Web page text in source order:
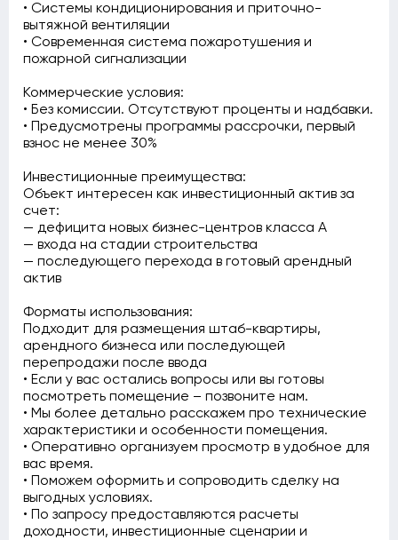
• Системы кондиционирования и приточно-
вытяжной вентиляции
• Современная система пожаротушения и
пожарной сигнализации
Коммерческие условия:
• Без комиссии. Отсутствуют проценты и надбавки.
• Предусмотрены программы рассрочки, первый
взнос не менее 30%
Инвестиционные преимущества:
Объект интересен как инвестиционный актив за
счет:
— дефицита новых бизнес-центров класса А
— входа на стадии строительства
— последующего перехода в готовый арендный
актив
Форматы использования:
Подходит для размещения штаб-квартиры,
арендного бизнеса или последующей
перепродажи после ввода
• Если у вас остались вопросы или вы готовы
посмотреть помещение – позвоните нам.
• Мы более детально расскажем про технические
характеристики и особенности помещения.
• Оперативно организуем просмотр в удобное для
вас время.
• Поможем оформить и сопроводить сделку на
выгодных условиях.
• По запросу предоставляются расчеты
доходности, инвестиционные сценарии и